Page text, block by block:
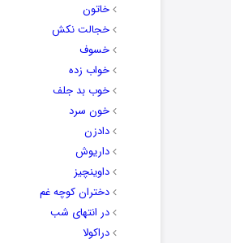
خاتون
خجالت نکش
خسوف
خواب زده
خوب بد جلف
خون سرد
دادزن
داریوش
داوینچیز
دختران کوچه غم
در انتهای شب
دراکولا